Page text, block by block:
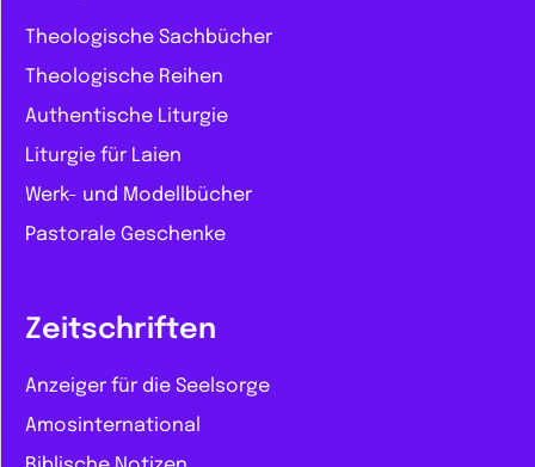
Theologische Sachbücher
Theologische Reihen
Authentische Liturgie
Liturgie für Laien
Werk- und Modellbücher
Pastorale Geschenke
Zeitschriften
Anzeiger für die Seelsorge
Amosinternational